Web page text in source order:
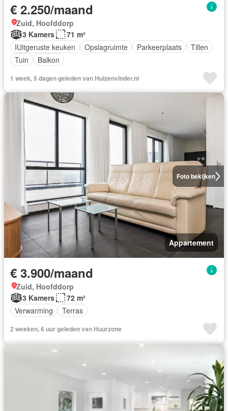
€ 2.250/maand
Zuid, Hoofddorp
3 Kamers
71 m²
IUitgeruste keuken
Opslagruimte Parkeerplaats
Tillen
Tuin
Balkon
1 week, 5 dagen geleden van Huizenvinder.nl
Foto bekijken
Appartement
€ 3.900/maand
Zuid, Hoofddorp
3 Kamers
72 m²
Verwarming
Terras
2 weeken, 6 uur geleden van Huurzone